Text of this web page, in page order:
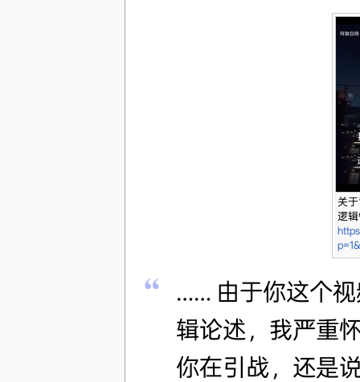
关
逻
…… 由于你这个
辑论述，我严重
你在引战，还是